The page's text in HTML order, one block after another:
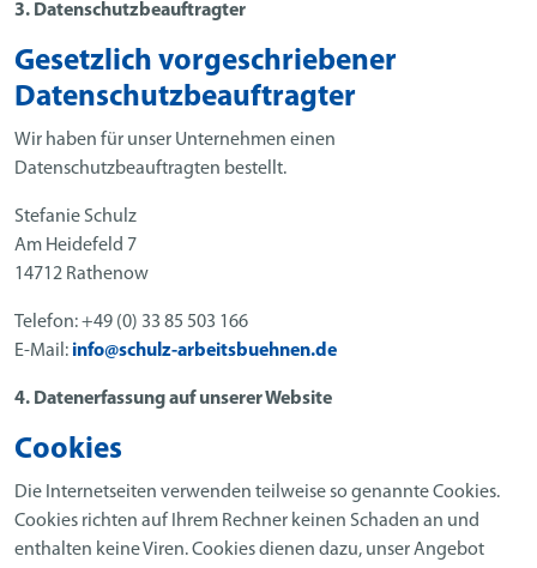
3. Datenschutzbeauftragter
Gesetzlich vorgeschriebener
Datenschutzbeauftragter
Wir haben für unser Unternehmen einen
Datenschutzbeauftragten bestellt.
Stefanie Schulz
Am Heidefeld 7
14712 Rathenow
Telefon: +49 (0) 33 85 503 166
E-Mail: info@schulz-arbeitsbuehnen.de
4. Datenerfassung auf unserer Website
Cookies
Die Internetseiten verwenden teilweise so genannte Cookies.
Cookies richten auf Ihrem Rechner keinen Schaden an und
enthalten keine Viren. Cookies dienen dazu, unser Angebot